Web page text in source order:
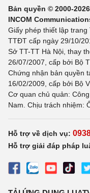
Bản quyền © 2000-
INCOM
Giấy phép thiết lập
TTĐT cấp ngày 29/10/
Sở TT-TT Hà Nội, thay
26/07/2007, cấp bởi Bộ
Chứng nhận bản quyền
16/02/2009, cấp bởi Bộ
Cơ quan chủ quản:
Nam. Chịu trách nhiệm:
Hỗ trợ về dịch vụ:
Hỗ trợ giải đáp pháp